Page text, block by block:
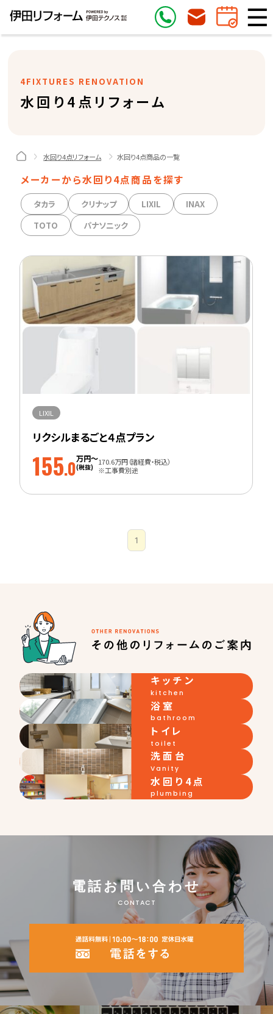
4FIXTURES RENOVATION
水回り4点リフォーム
水回り4点リフォーム 水回り4点商品の一覧
メーカーから水回り4点商品を探す
タカラ クリナップ LIXIL
INAX
TOTO
パナソニック
LIXIL
リクシルまるごと４点プラン
155.0万円～
(税抜)
170.6万円（諸経費・税込）
※工事費別途
1
キッチン
kitchen
浴室
bathroom
トイレ
toilet
洗面台
Vanity
水回り4点
plumbing
電話お問い合わせ
CONTACT